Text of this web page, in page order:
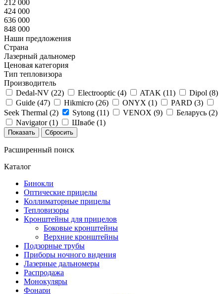
212 000
424 000
636 000
848 000
Наши предложения
Страна
Лазерный дальномер
Ценовая категория
Тип тепловизора
Производитель
Dedal-NV (22) Electrooptic (4) ATAK (11) Dipol (8)
Guide (47) Hikmicro (26) ONYX (1) PARD (3)
Seek Thermal (2) Sytong (11) VENOX (9) Беларусь (2)
Navigator (1) Швабе (1)
Расширенный поиск
Каталог
Бинокли
Оптические прицелы
Коллиматорные прицелы
Тепловизоры
Кронштейны для прицелов
Боковые кронштейны
Верхние кронштейны
Подзорные трубы
Приборы ночного видения
Лазерные дальномеры
Распродажа
Монокуляры
Фонари